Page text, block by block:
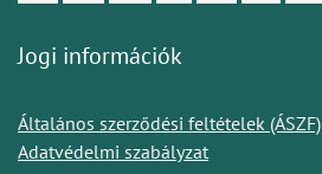
Jogi információk
Általános szerződési feltételek (ÁSZF)
Adatvédelmi szabályzat